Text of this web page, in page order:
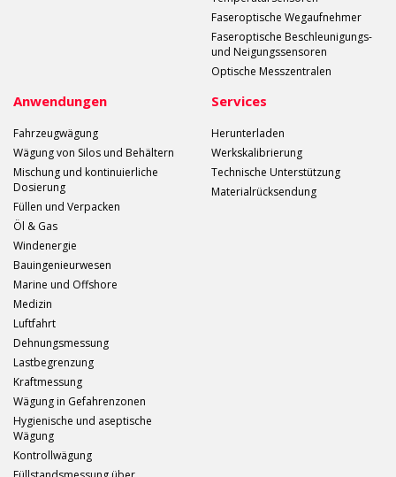
Faseroptische Wegaufnehmer
Faseroptische Beschleunigungs-
und Neigungssensoren
Optische Messzentralen
Anwendungen
Fahrzeugwägung
Wägung von Silos und Behältern
Mischung und kontinuierliche
Dosierung
Füllen und Verpacken
Öl & Gas
Windenergie
Bauingenieurwesen
Marine und Offshore
Medizin
Luftfahrt
Dehnungsmessung
Lastbegrenzung
Kraftmessung
Wägung in Gefahrenzonen
Hygienische und aseptische
Wägung
Kontrollwägung
Services
Herunterladen
Werkskalibrierung
Technische Unterstützung
Materialrücksendung